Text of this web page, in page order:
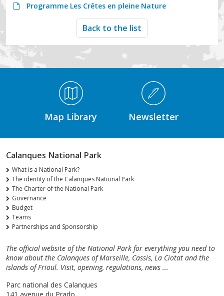
Programme Les Crêtes en pleine Nature
Back to the list
Médiathèque Footer
Map Library Newsletter
Calanques National Park
What is a National Park?
The identity of the Calanques National Park
The Charter of the National Park
Governance
Budget
Teams
Partnerships and Sponsorship
The official website of the National Park for everything you need to
know about the Calanques of Marseille, Cassis, La Ciotat and the
islands of Frioul. Visit, opening, regulations, news ...
Parc national des Calanques
141 avenue du Prado